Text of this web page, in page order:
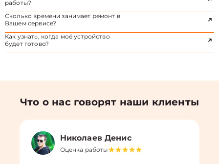
работы?
Сколько времени занимает ремонт в
Вашем сервисе?
Как узнать, когда моё устройство
будет готово?
Что о нас говорят наши клиенты
Николаев Денис
Оценка работы